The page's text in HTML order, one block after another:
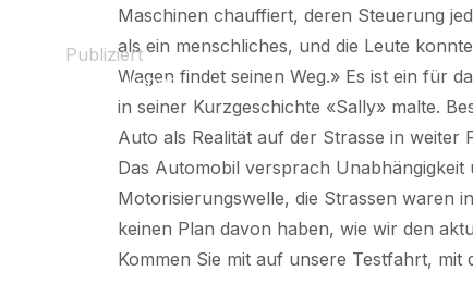
Publiziert
24 April 2025
Maschinen chauffiert, deren Steuerung
als ein menschliches, und die Leute
Wagen findet seinen Weg.» Es ist ein für
in seiner Kurzgeschichte «Sally» malte.
Auto als Realität auf der Strasse in weiter
Das Automobil versprach
Motorisierungswelle, die Strassen waren
keinen Plan davon haben, wie wir den
Kommen Sie mit auf unsere Testfahrt, mit